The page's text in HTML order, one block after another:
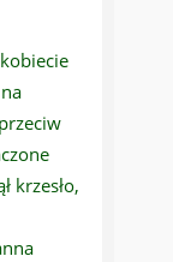
krzesło,